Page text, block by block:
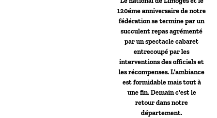
120éme anniversaire de notre
fédération se termine par un
succulent repas agrémenté
par un spectacle cabaret
entrecoupé par les
interventions des officiels et
les récompenses. L'ambiance
est formidable mais tout à
une fin. Demain c'est le
retour dans notre
département.